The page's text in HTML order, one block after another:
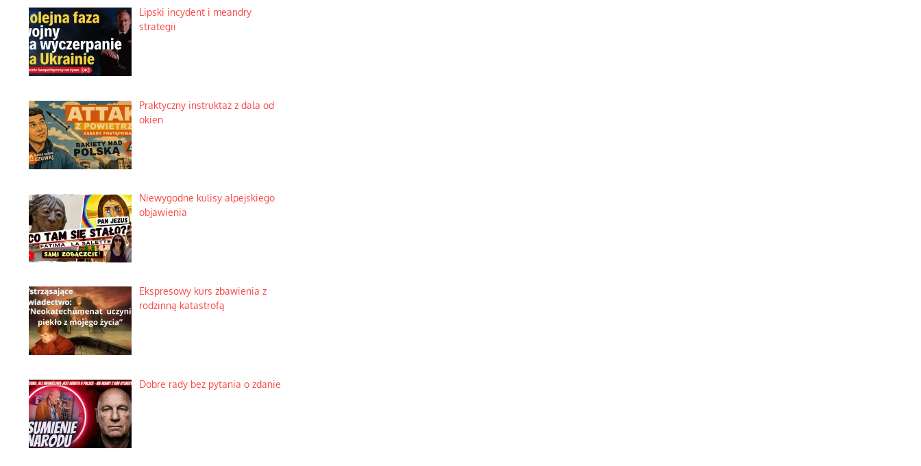
Lipski incydent i meandry
strategii
Praktyczny instruktaż z dala od
okien
Niewygodne kulisy alpejskiego
objawienia
Ekspresowy kurs zbawienia z
rodzinną katastrofą
Dobre rady bez pytania o zdanie